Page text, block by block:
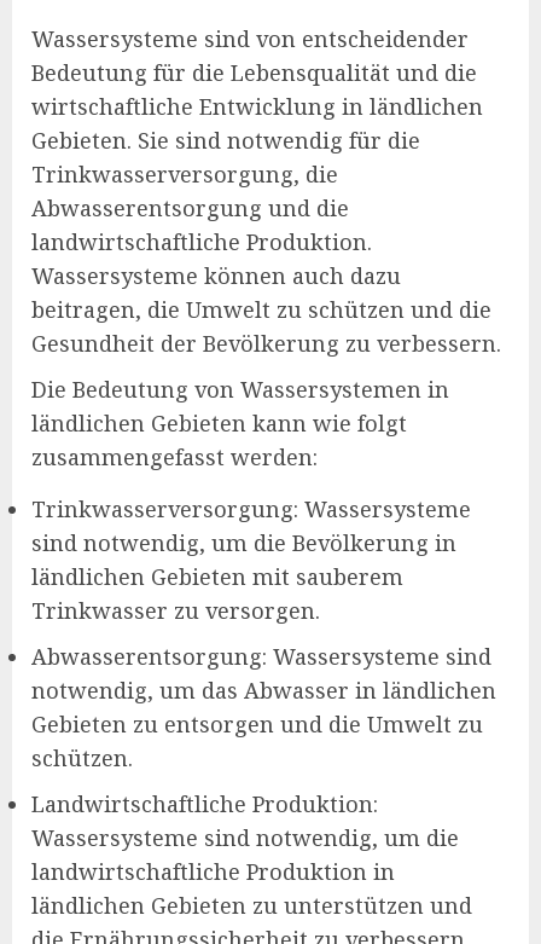
Wassersysteme sind von entscheidender
Bedeutung für die Lebensqualität und die
wirtschaftliche Entwicklung in ländlichen
Gebieten. Sie sind notwendig für die
Trinkwasserversorgung, die
Abwasserentsorgung und die
landwirtschaftliche Produktion.
Wassersysteme können auch dazu
beitragen, die Umwelt zu schützen und die
Gesundheit der Bevölkerung zu verbessern.
Die Bedeutung von Wassersystemen in
ländlichen Gebieten kann wie folgt
zusammengefasst werden:
Trinkwasserversorgung: Wassersysteme
sind notwendig, um die Bevölkerung in
ländlichen Gebieten mit sauberem
Trinkwasser zu versorgen.
Abwasserentsorgung: Wassersysteme sind
notwendig, um das Abwasser in ländlichen
Gebieten zu entsorgen und die Umwelt zu
schützen.
Landwirtschaftliche Produktion:
Wassersysteme sind notwendig, um die
landwirtschaftliche Produktion in
ländlichen Gebieten zu unterstützen und